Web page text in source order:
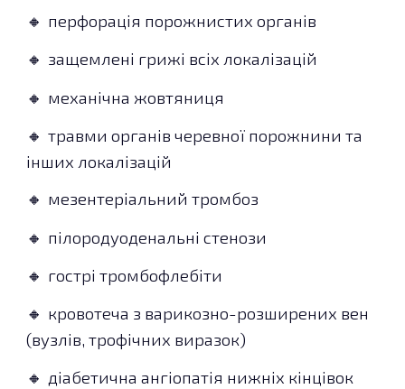
🔸 перфорація порожнистих органів
🔸 защемлені грижі всіх локалізацій
🔸 механічна жовтяниця
🔸травми органів черевної порожнини та
інших локалізацій
🔸 мезентеріальний тромбоз
🔸 пілородуоденальні стенози
🔸 гострі тромбофлебіти
🔸 кровотеча з варикозно-розширених вен
(вузлів, трофічних виразок)
🔸діабетична ангіопатія нижніх кінцівок